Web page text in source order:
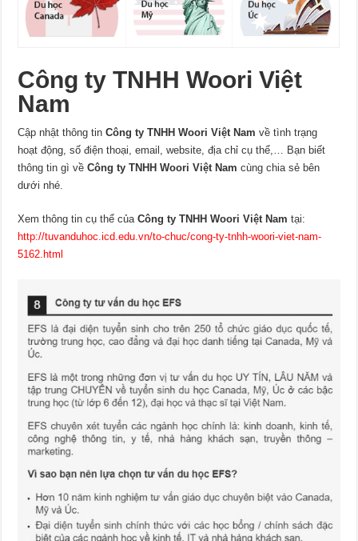
Công ty TNHH Woori Việt
Nam
Cập nhật thông tinCông ty TNHH Woori Việt Nam về tình trạng
hoạt động, số điện thoại, email, website, địa chỉ cụ thể,… Bạn biết
thông tin gì vềCông ty TNHH Woori Việt Nam cùng chia sẻ bên
dưới nhé.
Xem thông tin cụ thể củaCông ty TNHH Woori Việt Nam tại:
http://tuvanduhoc.icd.edu.vn/to-chuc/cong-ty-tnhh-woori-viet-nam-
5162.html